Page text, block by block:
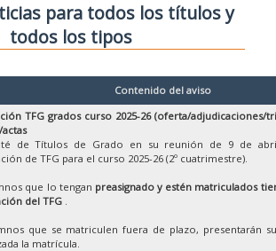
para todos los títulos y
todos los tipos
Contenido del aviso
TFG grados curso 2025-26 (oferta/adjudicaciones/
de Títulos de Grado en su reunión de 9 de
de TFG para el curso 2025-26 (2º cuatrimestre).
que lo tengan preasignado y estén matriculados
del TFG .
que se matriculen fuera de plazo, presentarán
la matrícula.